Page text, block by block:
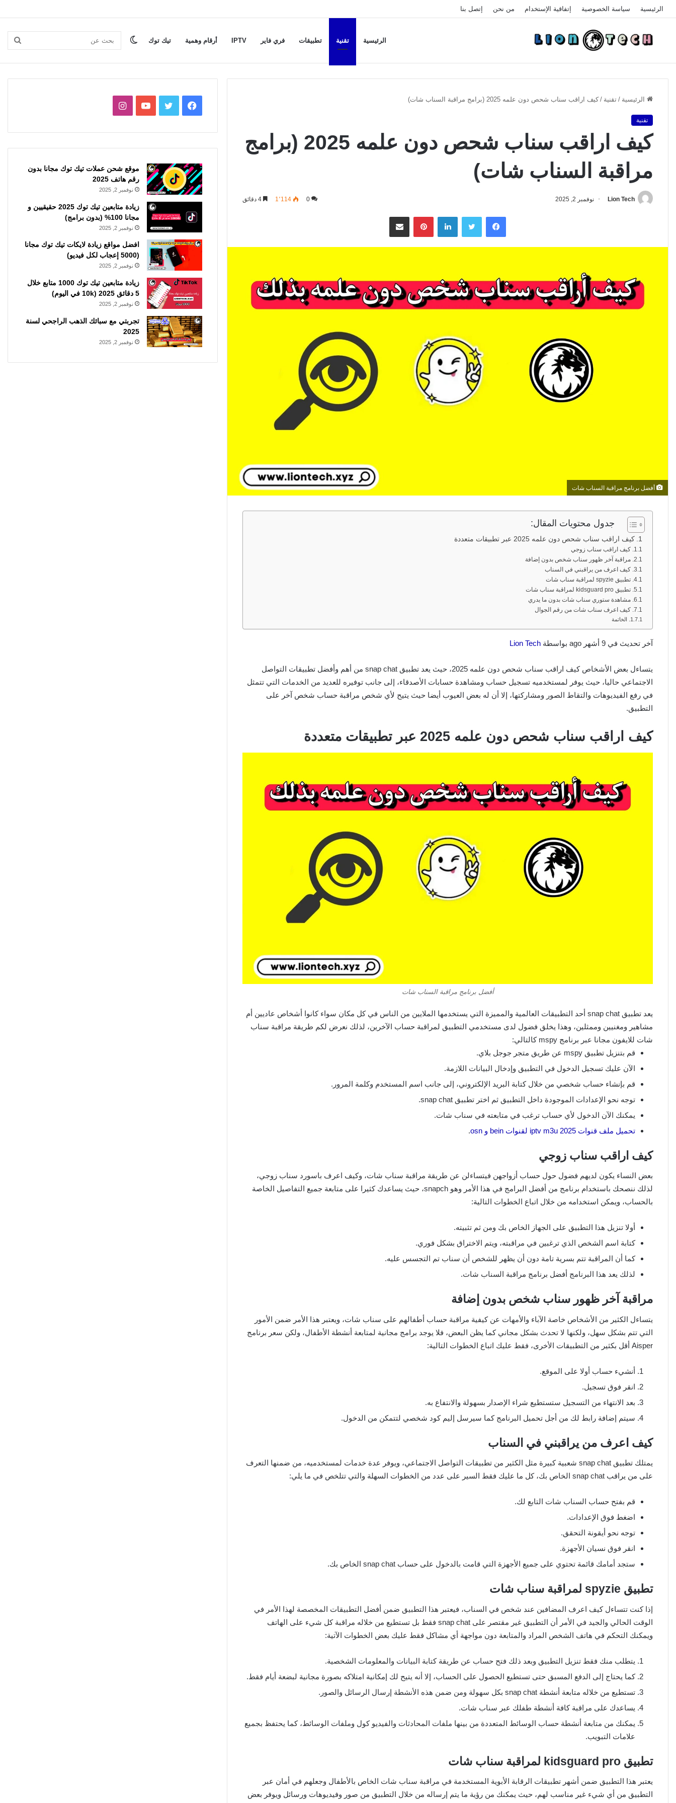
الرئيسية سياسة الخصوصية إتفاقية الإستخدام من نحن إتصل بنا
الرئيسية تقنية تطبيقات فري فاير IPTV أرقام وهمية تيك توك بحث الوضع
الرئيسية / تقنية / كيف اراقب سناب شحص دون علمه 2025 (برامج مراقبة السناب شات)
تقنية
كيف اراقب سناب شحص دون علمه 2025 (برامج
مراقبة السناب شات)
Lion Tech نوفمبر 2, 2025 0 1٬114
فيسبوك تويتر لينكدإن بينتيريستمشاركة عبر البريد
أفضل برنامج مراقبة السناب شات
جدول محتويات المقال:
كيف اراقب سناب شحص دون علمه 2025 عبر تطبيقات متعددة
كيف اراقب سناب زوجي
مراقبة آخر ظهور سناب شخص بدون إضافة
كيف اعرف من يراقبني في السناب
تطبيق spyzie لمراقبة سناب شات
تطبيق kidsguard pro لمراقبة سناب شات
مشاهدة ستوري سناب شات بدون ما يدري
كيف اعرف سناب شات من رقم الجوال
الخاتمة
آخر تحديث في 9 أشهر ago بواسطة Lion Tech
يتساءل بعض الأشخاص كيف اراقب سناب شحص دون علمه 2025، حيث يعد تطبيق snap chat من أهم وأفضل تطبيقات التواصل
الاجتماعي حاليا، حيث يوفر لمستخدميه تسجيل حساب ومشاهدة حسابات الأصدقاء، إلى جانب توفيره للعديد من الخدمات التي تتمثل
في رفع الفيديوهات والتقاط الصور ومشاركتها، إلا أن له بعض العيوب أيضا حيث يتيح لأي شخص مراقبة حساب شخص آخر على
التطبيق.
كيف اراقب سناب شحص دون علمه 2025 عبر تطبيقات متعددة
أفضل برنامج مراقبة السناب شات
يعد تطبيق snap chat أحد التطبيقات العالمية والمميزة التي يستخدمها الملايين من الناس في كل مكان سواء كانوا أشخاص عاديين أم
مشاهير ومغنيين وممثلين، وهذا يخلق فضول لدى مستخدمي التطبيق لمراقبة حساب الآخرين، لذلك نعرض لكم طريقة مراقبة سناب
شات للايفون مجانا عبر برنامج mspy كالتالي:
قم بتنزيل تطبيق mspy عن طريق متجر جوجل بلاي.
الآن عليك تسجيل الدخول في التطبيق وإدخال البيانات اللازمة.
قم بإنشاء حساب شخصي من خلال كتابة البريد الإلكتروني، إلى جانب اسم المستخدم وكلمة المرور.
توجه نحو الإعدادات الموجودة داخل التطبيق ثم اختر تطبيق snap chat.
يمكنك الآن الدخول لأي حساب ترغب في متابعته في سناب شات.
تحميل ملف قنوات iptv m3u 2025 لقنوات bein و osn
.
كيف اراقب سناب زوجي
بعض النساء يكون لديهم فضول حول حساب أزواجهن فيتساءلن عن طريقة مراقبة سناب شات، وكيف اعرف باسورد سناب زوجي،
لذلك ننصحك باستخدام برنامج من أفضل البرامج في هذا الأمر وهو snapch، حيث يساعدك كثيرا على متابعة جميع التفاصيل الخاصة
بالحساب، ويمكن استخدامه من خلال اتباع الخطوات التالية:
أولا تنزيل هذا التطبيق على الجهاز الخاص بك ومن ثم تثبيته.
كتابة اسم الشخص الذي ترغبين في مراقبته، ويتم الاختراق بشكل فوري.
كما أن المراقبة تتم بسرية تامة دون أن يظهر للشخص أن سناب تم التجسس عليه.
لذلك يعد هذا البرنامج أفضل برنامج مراقبة السناب شات.
مراقبة آخر ظهور سناب شخص بدون إضافة
يتساءل الكثير من الأشخاص خاصة الآباء والأمهات عن كيفية مراقبة حساب أطفالهم على سناب شات، ويعتبر هذا الأمر ضمن الأمور
التي تتم بشكل سهل، ولكنها لا تحدث بشكل مجاني كما يظن البعض، فلا يوجد برامج مجانية لمتابعة أنشطة الأطفال، ولكن سعر برنامج
Aisper أقل بكثير من التطبيقات الأخرى، فقط عليك اتباع الخطوات التالية:
أنشيء حساب أولا على الموقع.
انقر فوق تسجيل.
بعد الانتهاء من التسجيل ستستطيع شراء الإصدار بسهولة والانتفاع به.
سيتم إضافة رابط لك من أجل تحميل البرنامج كما سيرسل إليم كود شخصي لتتمكن من الدخول.
كيف اعرف من يراقبني في السناب
يمتلك تطبيق snap chat شعبية كبيرة مثل الكثير من تطبيقات التواصل الاجتماعي، ويوفر عدة خدمات لمستخدميه، من ضمنها التعرف
على من يراقب snap chat الخاص بك، كل ما عليك فقط السير على عدد من الخطوات السهلة والتي تتلخص في ما يلي:
قم بفتح حساب السناب شات التابع لك.
اضغط فوق الإعدادات.
توجه نحو أيقونة التحقق.
انقر فوق نسيان الأجهزة.
ستجد أمامك قائمة تحتوي على جميع الأجهزة التي قامت بالدخول على حساب snap chat الخاص بك.
تطبيق spyzie لمراقبة سناب شات
إذا كنت تتساءل كيف اعرف المضافين عند شخص في السناب، فيعتبر هذا التطبيق ضمن أفضل التطبيقات المخصصة لهذا الأمر في
الوقت الحالي والجيد في الأمر أن التطبيق غير مقتصر على snap chat فقط بل تستطيع من خلاله مراقبة كل شيء على الهاتف
ويمكنك التحكم في هاتف الشخص المراد والمتابعة دون مواجهة أي مشاكل فقط عليك بعض الخطوات الآتية:
يتطلب منك فقط تنزيل التطبيق وبعد ذلك فتح حساب عن طريقة كتابة البيانات والمعلومات الشخصية.
كما يحتاج إلى الدفع المسبق حتى تستطيع الحصول على الحساب، إلا أنه يتيح لك إمكانية امتلاكه بصورة مجانية لبضعة أيام فقط.
تستطيع من خلاله متابعة أنشطة snap chat بكل سهولة ومن ضمن هذه الأنشطة إرسال الرسائل والصور.
يساعدك على مراقبة كافة أنشطة طفلك عبر سناب شات.
يمكنك من متابعة أنشطة حساب الوسائط المتعددة من بينها ملفات المحادثات والفيديو كول وملفات الوسائط، كما يحتفظ بجميع
علامات التبويب.
تطبيق kidsguard pro لمراقبة سناب شات
يعتبر هذا التطبيق ضمن أشهر تطبيقات الرقابة الأبوية المستخدمة في مراقبة سناب شات الخاص بالأطفال وجعلهم في أمان عبر
التطبيق من أي شيء غير مناسب لهم، حيث يمكنك من رؤية ما يتم إرساله من خلال التطبيق من صور وفيديوهات ورسائل ويوفر بعض
فيسبوكتويتر يوتيوبانستقرام
موقع شحن عملات تيك توك مجانا بدون
رقم هاتف 2025
نوفمبر 2, 2025
زيادة متابعين تيك توك 2025 حقيقيين و
مجانا 100% (بدون برامج)
نوفمبر 2, 2025
افضل مواقع زيادة لايكات تيك توك مجانا
(5000 إعجاب لكل فيديو)
نوفمبر 2, 2025
زيادة متابعين تيك توك 1000 متابع خلال
5 دقائق 2025 (10k في اليوم)
نوفمبر 2, 2025
تجربتي مع سبائك الذهب الراجحي لسنة
2025
نوفمبر 2, 2025